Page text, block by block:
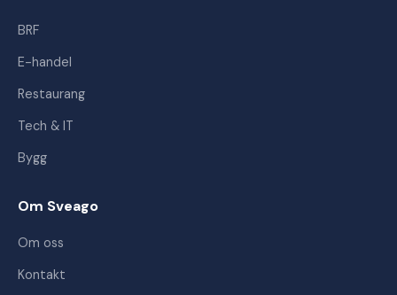
BRF
E-handel
Restaurang
Tech & IT
Bygg
Om Sveago
Om oss
Kontakt